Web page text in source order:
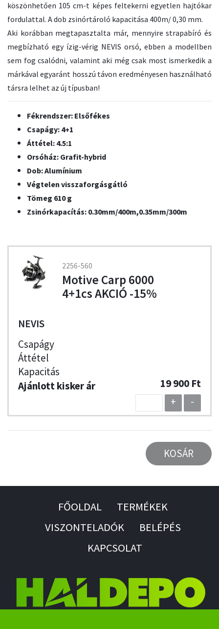
köszönhetően 105 cm-t képes feltekerni egyetlen hajtókar
fordulattal. A dob zsinórtároló kapacitása 400m/ 0,30 mm.
Aki korábban megtapasztalta már, mennyire strapabíró és
megbízható egy ízig-vérig NEVIS orsó, ebben a modellben
sem fog csalódni, valamint aki még csak most ismerkedik a
márkával egyaránt hosszú távon eredményesen használható
társra lelhet az új típusban!
Fékrendszer: Elsőfékes
Csapágy: 4+1
Áttétel: 4.5:1
Orsóház: Grafit-hybrid
Dob: Alumínium
Végtelen visszaforgásgátló
Tömeg 610 g
Zsinórkapacítás: 0.30mm/400m,0.35mm/300m
2256-560
Motive Carp 6000
4+1cs AKCIÓ -15%
NEVIS
19 900 Ft
+
-
KOSÁR
FŐOLDAL
TERMÉKEK
VISZONTELADÓK
BELÉPÉS
KAPCSOLAT